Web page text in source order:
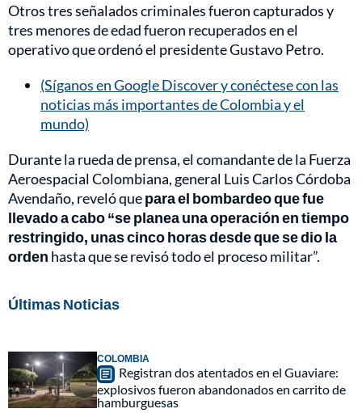
Otros tres señalados criminales fueron capturados y
tres menores de edad fueron recuperados en el
operativo que ordenó el presidente Gustavo Petro.
(Síganos en Google Discover y conéctese con las
noticias más importantes de Colombia y el
mundo)
Durante la rueda de prensa, el comandante de la Fuerza
Aeroespacial Colombiana, general Luis Carlos Córdoba
Avendaño, reveló quepara el bombardeo que fue
llevado a cabo “se planea una operación en tiempo
restringido, unas cinco horas desde que se dio la
orden hasta que se revisó todo el proceso militar”.
Últimas Noticias
COLOMBIA
Registran dos atentados en el Guaviare:
explosivos fueron abandonados en carrito de
hamburguesas